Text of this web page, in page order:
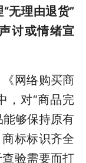
无理由退货”
讨或情绪宣
网络购买商
，对“商品完
能够保持原有
标标识齐全
验需要而打